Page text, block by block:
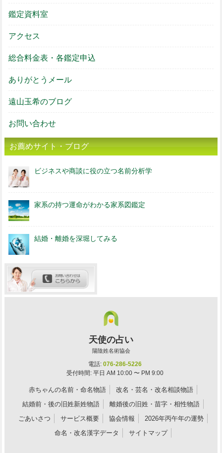
鑑定資料室
アクセス
総合料金表・各鑑定申込
ありがとうメール
遠山玉希のブログ
お問い合わせ
お薦めサイト・ブログ
ビジネスや商談に役の立つ名前分析学
家系の持つ運命がわかる家系図鑑定
結婚・離婚を深堀してみる
天使の占い
陽陰姓名術協会
電話:076-286-5226
受付時間: 平日 AM 10:00 〜 PM 9:00
赤ちゃんの名前・命名物語
改名・芸名・改名相談物語
結婚前・後の旧姓新姓物語
離婚後の旧姓・苗字・相性物語
ごあいさつ
サービス概要 協会情報
2026年丙午年の運勢
命名・改名漢字データ
サイトマップ